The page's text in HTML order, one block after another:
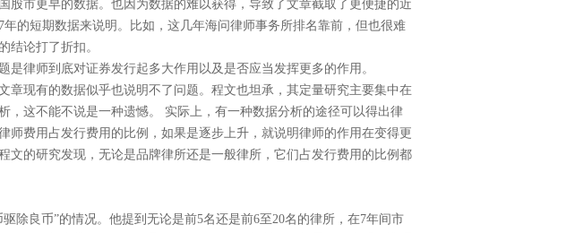
股市更早的数据。也因为数据的难以获得，导致了文章截取了更便捷的近
7年的短期数据来说明。比如，这几年海问律师事务所排名靠前，但也很难
结论打了折扣。
律师到底对证券发行起多大作用以及是否应当发挥更多的作用。
章现有的数据似乎也说明不了问题。程文也坦承，其定量研究主要集中在
，这不能不说是一种遗憾。
实际上，有一种数据分析的途径可以得出律
师费用占发行费用的比例，如果是逐步上升，就说明律师的作用在变得更
文的研究发现，无论是品牌律所还是一般律所，它们占发行费用的比例都
除良币”的情况。他提到无论是前5名还是前6至20名的律所，在7年间市